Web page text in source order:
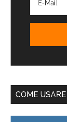
COME